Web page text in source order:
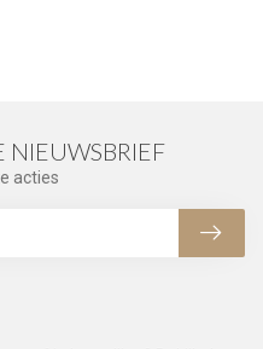
NIEUWSBRIEF
acties